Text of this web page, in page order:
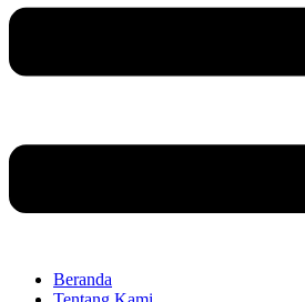
Beranda